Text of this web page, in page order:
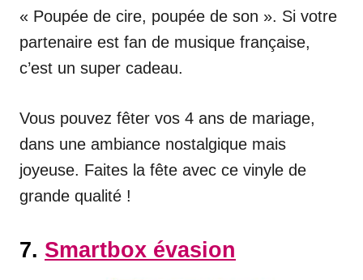
« Poupée de cire, poupée de son ». Si votre
partenaire est fan de musique française,
c’est un super cadeau.
Vous pouvez fêter vos 4 ans de mariage,
dans une ambiance nostalgique mais
joyeuse. Faites la fête avec ce vinyle de
grande qualité !
7. Smartbox évasion